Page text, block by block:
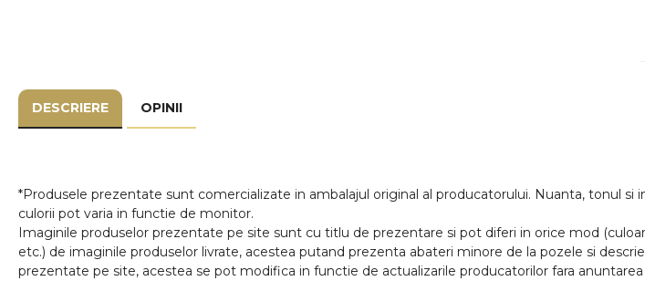
DESCRIERE OPINII
*Produsele prezentate sunt comercializate in ambalajul original al producatorului. Nuanta, tonul si
culorii pot varia in functie de monitor.
Imaginile produselor prezentate pe site sunt cu titlu de prezentare si pot diferi in orice mod
etc.) de imaginile produselor livrate, acestea putand prezenta abateri minore de la pozele si
prezentate pe site, acestea se pot modifica in functie de actualizarile producatorilor fara anuntarea